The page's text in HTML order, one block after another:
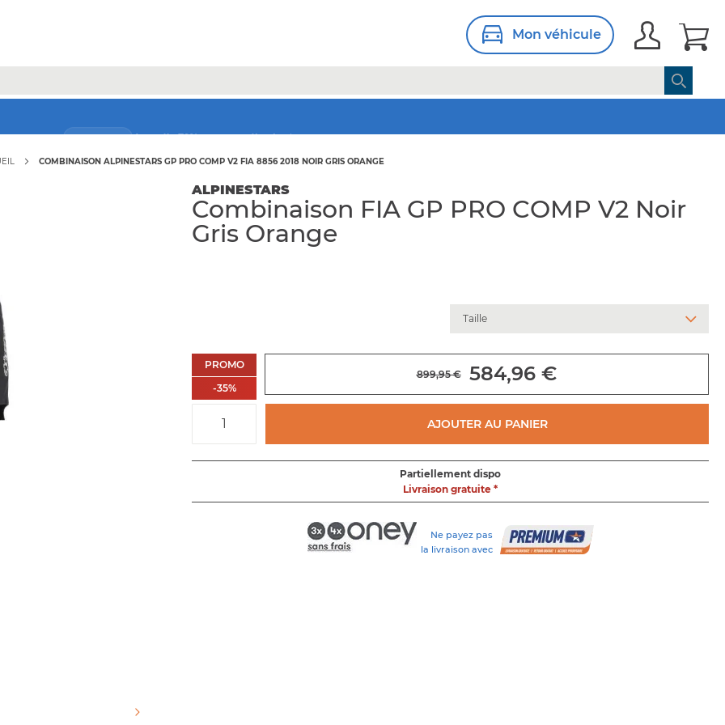
Mon véhicule
COMBINAISON ALPINESTARS GP PRO COMP V2 FIA 8856 2018 NOIR GRIS ORANGE
ALPINESTARS
Combinaison FIA GP PRO COMP V2 Noir
Gris Orange
PROMO
-35%
899,95 € 584,96 €
AJOUTER AU PANIER
Partiellement dispo
Livraison gratuite *
Ne payez pas
la livraison avec